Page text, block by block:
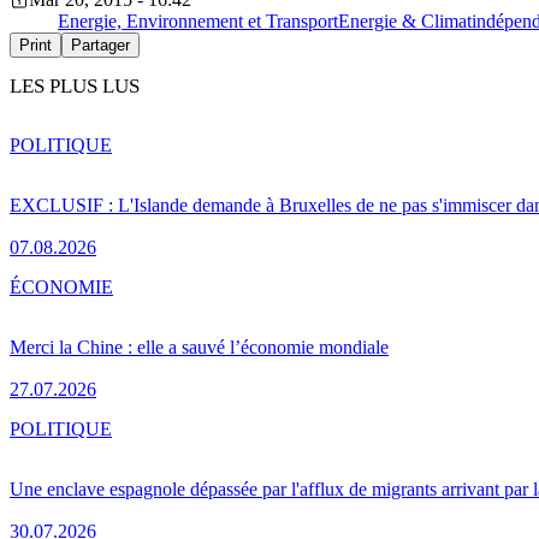
Energie, Environnement et TransportEnergie & Climat
Print Partager
LES PLUS LUS
EXCLUSIF : L'Islande demande à Bruxelles de ne pas s'immiscer
07.08.2026
POLITIQUE
Merci la Chine : elle a sauvé l’économie mondiale
27.07.2026
ÉCONOMIE
Une enclave espagnole dépassée par l'afflux de migrants arrivant par
30.07.2026
POLITIQUE